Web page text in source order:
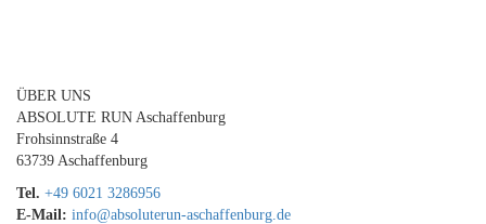
ÜBER UNS
ABSOLUTE RUN Aschaffenburg
Frohsinnstraße 4
63739 Aschaffenburg
Tel. +49 6021 3286956
E-Mail: info@absoluterun-aschaffenburg.de